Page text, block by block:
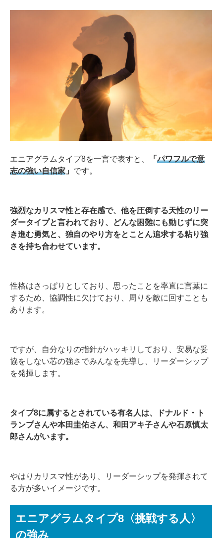
エニアグラムタイプ8を一言で表すと、 「 パワフルで意
志の強い自信家 」 です。
強烈なカリスマ性と存在感で、他を圧倒する天性のリー
ダータイプと言われており、どんな困難にも動じずに突
き進む勇気と、独自のやり方をとことん追求する粘り強
さを持ち合わせています。
性格はさっぱりとしており、思ったことを率直に言葉に
するため、協調性に欠けており、周りを敵に回すことも
あります。
ですが、自分なりの指針がハッキリしており、安易な妥
協をしない芯の強さでみんなを先導し、リーダーシップ
を発揮します。
タイプ8に属するとされている有名人は、ドナルド・ト
ランプさんや本田圭佑さん、和田アキ子さんや石原慎太
郎さんがいます。
やはりカリスマ性があり、リーダーシップを発揮されて
る方が多いイメージです。
エニアグラムタイプ8〈挑戦する人〉
の強み